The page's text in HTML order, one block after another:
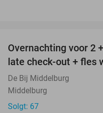
Overnachting voor 2
late check-out + fles
De Bij Middelburg
Middelburg
Solgt: 67